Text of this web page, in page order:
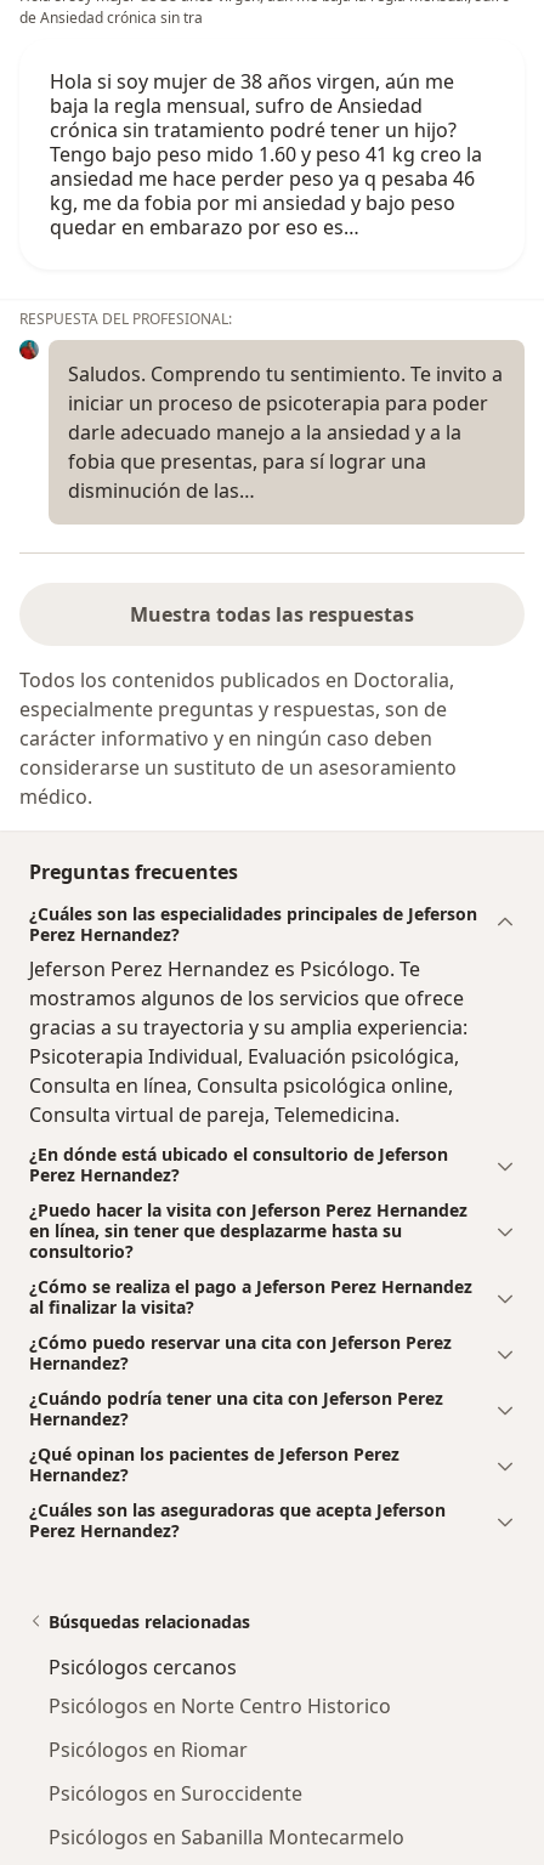
de Ansiedad crónica sin tra
Hola si soy mujer de 38 años virgen, aún me
baja la regla mensual, sufro de Ansiedad
crónica sin tratamiento podré tener un hijo?
Tengo bajo peso mido 1.60 y peso 41 kg creo la
ansiedad me hace perder peso ya q pesaba 46
kg, me da fobia por mi ansiedad y bajo peso
quedar en embarazo por eso es…
RESPUESTA DEL PROFESIONAL:
Saludos. Comprendo tu sentimiento. Te invito a
iniciar un proceso de psicoterapia para poder
darle adecuado manejo a la ansiedad y a la
fobia que presentas, para sí lograr una
disminución de las…
Muestra todas las respuestas
Todos los contenidos publicados en Doctoralia,
especialmente preguntas y respuestas, son de
carácter informativo y en ningún caso deben
considerarse un sustituto de un asesoramiento
médico.
Preguntas frecuentes
¿Cuáles son las especialidades principales de Jeferson
Perez Hernandez?
Jeferson Perez Hernandez es Psicólogo. Te
mostramos algunos de los servicios que ofrece
gracias a su trayectoria y su amplia experiencia:
Psicoterapia Individual, Evaluación psicológica,
Consulta en línea, Consulta psicológica online,
Consulta virtual de pareja, Telemedicina.
¿En dónde está ubicado el consultorio de Jeferson
Perez Hernandez?
¿Puedo hacer la visita con Jeferson Perez Hernandez
en línea, sin tener que desplazarme hasta su
consultorio?
¿Cómo se realiza el pago a Jeferson Perez Hernandez
al finalizar la visita?
¿Cómo puedo reservar una cita con Jeferson Perez
Hernandez?
¿Cuándo podría tener una cita con Jeferson Perez
Hernandez?
¿Qué opinan los pacientes de Jeferson Perez
Hernandez?
¿Cuáles son las aseguradoras que acepta Jeferson
Perez Hernandez?
Búsquedas relacionadas
Psicólogos cercanos
Psicólogos en Norte Centro Historico
Psicólogos en Riomar
Psicólogos en Suroccidente
Psicólogos en Sabanilla Montecarmelo